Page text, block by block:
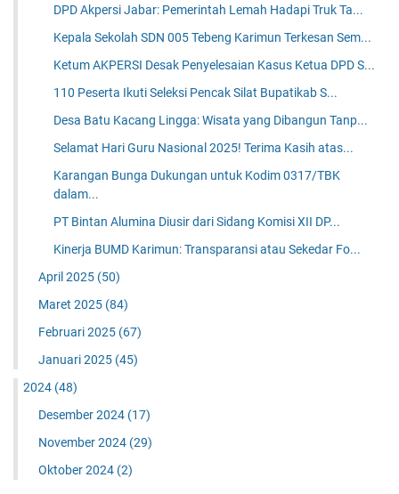
DPD Akpersi Jabar: Pemerintah Lemah Hadapi Truk Ta...
Kepala Sekolah SDN 005 Tebeng Karimun Terkesan Sem...
Ketum AKPERSI Desak Penyelesaian Kasus Ketua DPD S...
110 Peserta Ikuti Seleksi Pencak Silat Bupatikab S...
Desa Batu Kacang Lingga: Wisata yang Dibangun Tanp...
Selamat Hari Guru Nasional 2025! Terima Kasih atas...
Karangan Bunga Dukungan untuk Kodim 0317/TBK
dalam...
PT Bintan Alumina Diusir dari Sidang Komisi XII DP...
Kinerja BUMD Karimun: Transparansi atau Sekedar Fo...
April 2025 (50)
Maret 2025 (84)
Februari 2025 (67)
Januari 2025 (45)
2024 (48)
Desember 2024 (17)
November 2024 (29)
Oktober 2024 (2)